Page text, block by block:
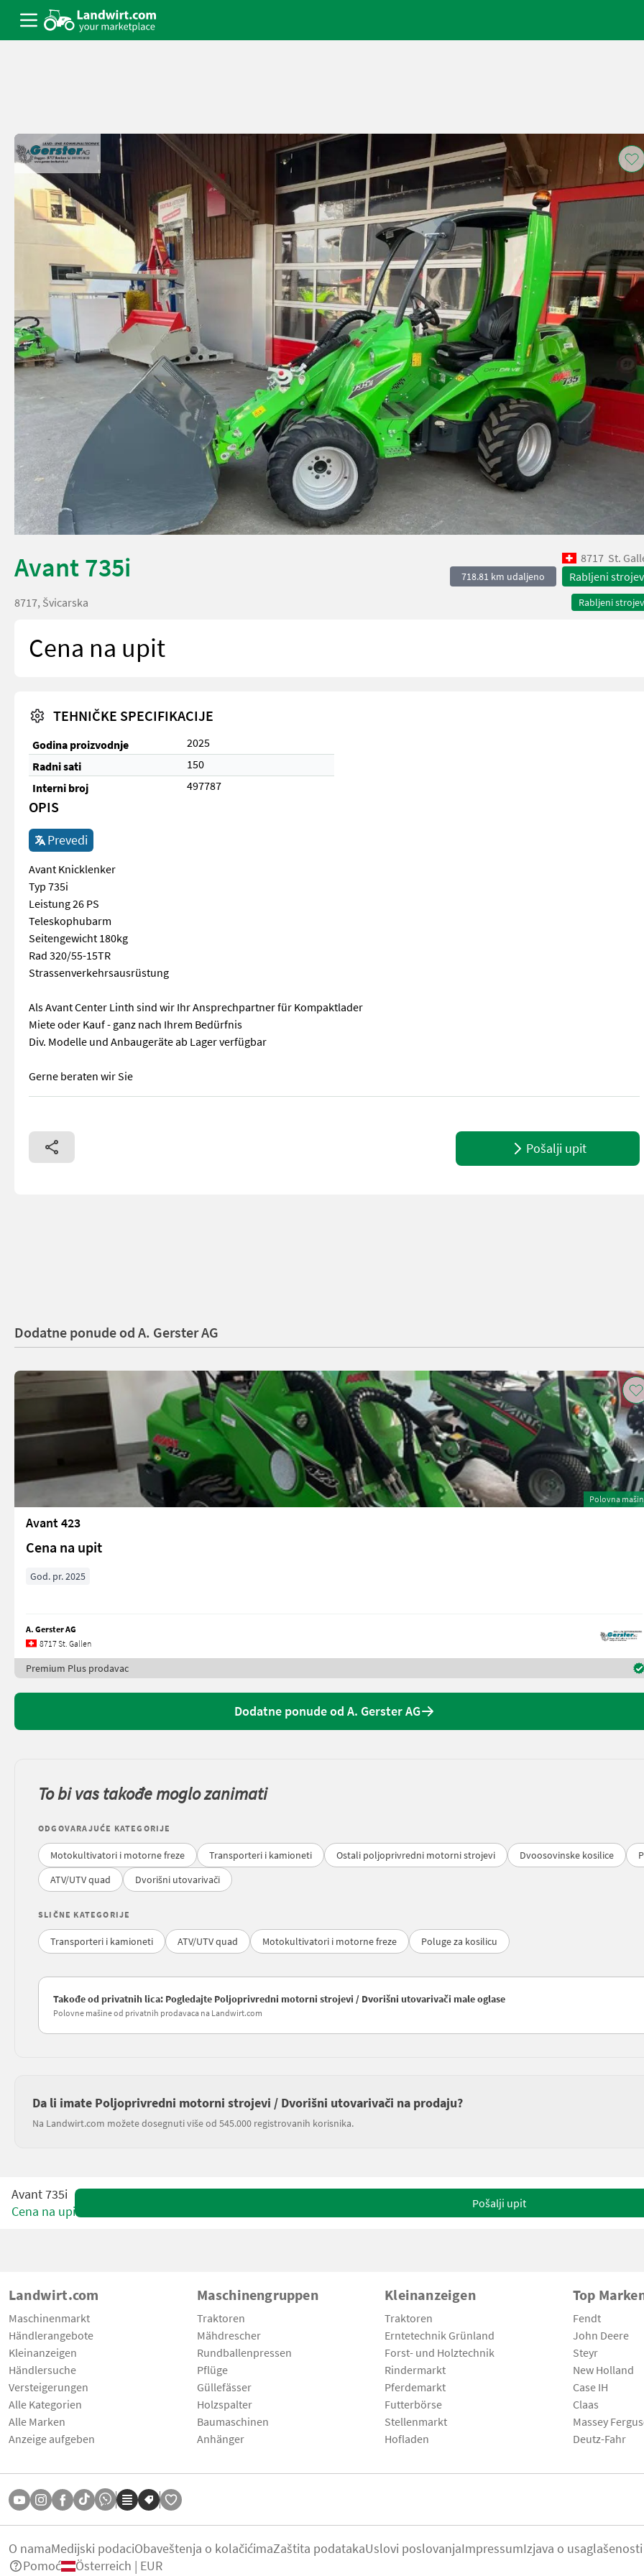
Avant 735i 8717 St.
718.81 km udaljeno Rabljeni
Rabljeni
8717, Švicarska
Cena na upit
TEHNIČKE SPECIFIKACIJE
Godina proizvodnje
2025
Radni sati
150
Interni broj
497787
OPIS
Prevedi
Avant Knicklenker
Typ 735i
Leistung 26 PS
Teleskophubarm
Seitengewicht 180kg
Rad 320/55-15TR
Strassenverkehrsausrüstung
Als Avant Center Linth sind wir Ihr Ansprechpartner für Kompaktlader
Miete oder Kauf - ganz nach Ihrem Bedürfnis
Div. Modelle und Anbaugeräte ab Lager verfügbar
Gerne beraten wir Sie
Avant Knicklenker Typ 735i Leistung 26 PS Teleskophubarm Seitengewicht 180kg Rad 320/55-15TR
Pošalji upit
Dodatne ponude od A. Gerster AG
Polovna
Avant 423
Cena na upit
God. pr. 2025
A. Gerster AG
8717 St. Gallen
Premium Plus prodavac
Dodatne ponude od A. Gerster AG
To bi vas takođe moglo zanimati
ODGOVARAJUĆE KATEGORIJE
Motokultivatori i motorne freze Transporteri i kamioneti Ostali poljoprivredni motorni strojevi Dvoosovinske kosilice
ATV/UTV quad
Dvorišni utovarivači
SLIČNE KATEGORIJE
Transporteri i kamioneti ATV/UTV quad Motokultivatori i motorne freze Poluge za kosilicu
Takođe od privatnih lica: Pogledajte Poljoprivredni motorni strojevi / Dvorišni utovarivači male oglase
Polovne mašine od privatnih prodavaca na Landwirt.com
Da li imate Poljoprivredni motorni strojevi / Dvorišni utovarivači na prodaju?
Na Landwirt.com možete dosegnuti više od 545.000 registrovanih korisnika.
Avant 735i
Cena na upit
Pošalji upit
Landwirt.com
Maschinenmarkt
Händlerangebote
Kleinanzeigen
Händlersuche
Versteigerungen
Alle Kategorien
Alle Marken
Anzeige aufgeben
Maschinengruppen
Traktoren
Mähdrescher
Rundballenpressen
Pflüge
Güllefässer
Holzspalter
Baumaschinen
Anhänger
Kleinanzeigen
Traktoren
Erntetechnik Grünland
Forst- und Holztechnik
Rindermarkt
Pferdemarkt
Futterbörse
Stellenmarkt
Hofladen
Top
Fendt
John Deere
Steyr
New Holland
Case IH
Claas
Massey
Deutz-Fahr
O namaMedijski podaciObaveštenja o kolačićimaZaštita podatakaUslovi poslovanjaImpressumIzjava o usaglašenosti
Pomoć
Österreich | EUR